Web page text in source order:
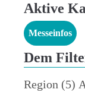
Aktive
Messeinfos
Dem
Region (5)